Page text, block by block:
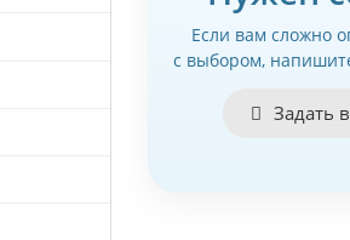
Если вам сложно
с выбором,
Задать